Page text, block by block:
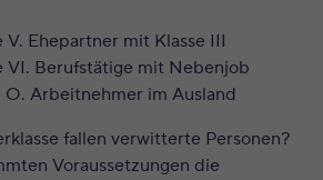
V. Ehepartner mit Klasse III
VI. Berufstätige mit Nebenjob
O. Arbeitnehmer im Ausland
fallen verwitterte Personen?
Voraussetzungen die